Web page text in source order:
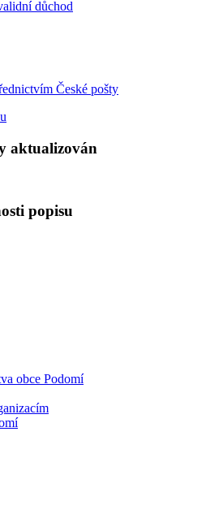
důchod
České pošty
aktualizován
popisu
obce Podomí